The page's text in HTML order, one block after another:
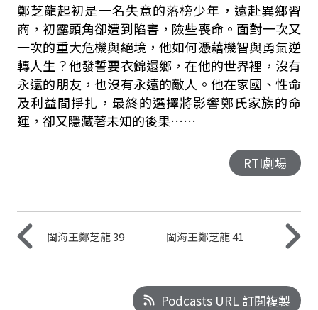
鄭芝龍起初是一名失意的落榜少年，遠赴異鄉習
商，初露頭角卻遭到陷害，險些喪命。面對一次又
一次的重大危機與絕境，他如何憑藉機智與勇氣逆
轉人生？他發誓要衣錦還鄉，在他的世界裡，沒有
永遠的朋友，也沒有永遠的敵人。他在家國、性命
及利益間掙扎，最終的選擇將影響鄭氏家族的命
運，卻又隱藏著未知的後果……
RTI劇場
閩海王鄭芝龍 39 閩海王鄭芝龍 41
Podcasts URL 訂閱複製